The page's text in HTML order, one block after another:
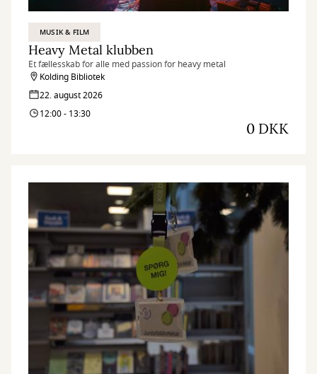
MUSIK & FILM
Heavy Metal klubben
Et fællesskab for alle med passion for heavy metal
Kolding Bibliotek
22. august 2026
12:00 - 13:30
0 DKK